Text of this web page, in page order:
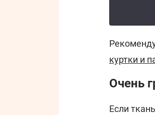
куртки и
Очень
Если